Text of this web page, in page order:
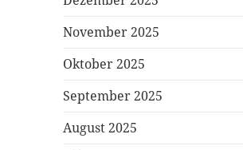
November 2025
Oktober 2025
September 2025
August 2025